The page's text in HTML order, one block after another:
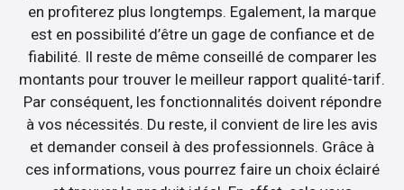
en profiterez plus longtemps. Egalement, la marque
est en possibilité d’être un gage de confiance et de
fiabilité. Il reste de même conseillé de comparer les
montants pour trouver le meilleur rapport qualité-tarif.
Par conséquent, les fonctionnalités doivent répondre
à vos nécessités. Du reste, il convient de lire les avis
et demander conseil à des professionnels. Grâce à
ces informations, vous pourrez faire un choix éclairé